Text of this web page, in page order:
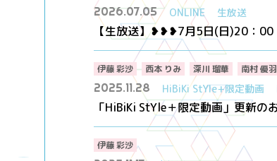
2026.07.05 ONLINE 生放送
【生放送】❥❥❥7月5日(日)20：00
伊藤 彩沙 西本 りみ 深川 瑠華 南村 優羽
2025.11.28 HiBiKi StYle+限定動画
「HiBiKi StYle＋限定動画」更新の
伊藤 彩沙